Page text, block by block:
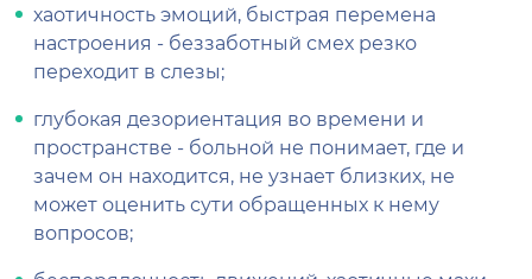
хаотичность эмоций, быстрая перемена
настроения - беззаботный смех резко
переходит в слезы;
глубокая дезориентация во времени и
пространстве - больной не понимает, где и
зачем он находится, не узнает близких, не
может оценить сути обращенных к нему
вопросов;